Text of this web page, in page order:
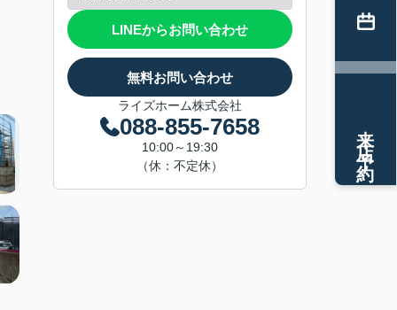
LINEからお問い合わせ
無料お問い合わせ
ライズホーム株式会社
088-855-7658
10:00～19:30
（休：不定休）
来店予約